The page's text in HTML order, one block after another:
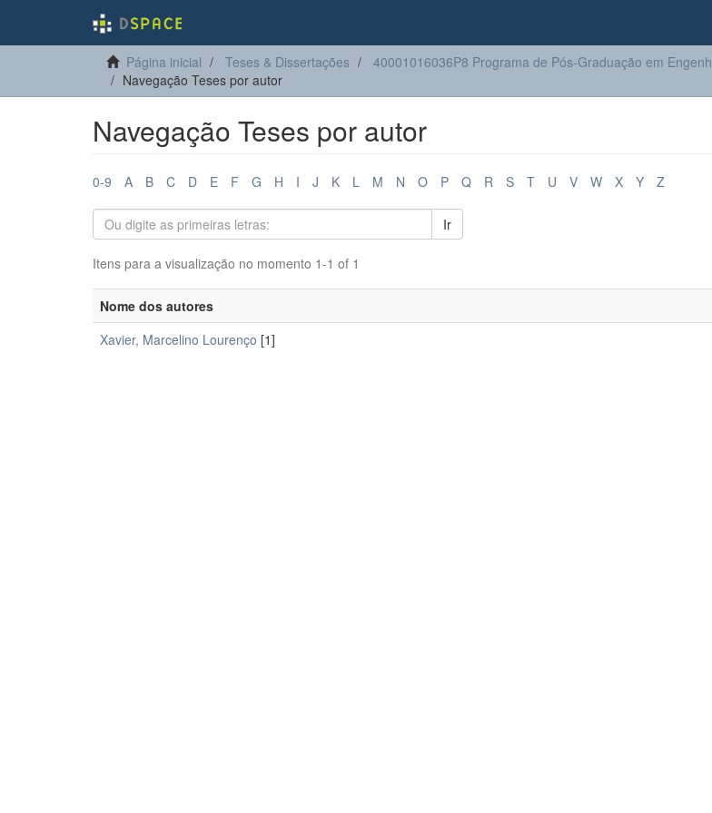
Página inicial Teses & Dissertações 40001016036P8 Programa de Pós-Graduação em
Navegação Teses por autor
Navegação Teses por autor
0-9 A B C D E F G H I J K L M N O P Q R S T U V W X Y Z
Ir
Itens para a visualização no momento 1-1 of 1
Nome dos autores
Xavier, Marcelino Lourenço [1]